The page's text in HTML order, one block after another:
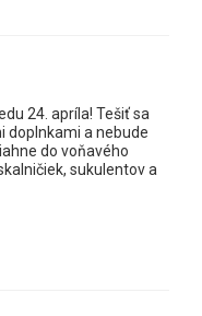
24. apríla! Tešiť sa
doplnkami a nebude
do voňavého
sukulentov a